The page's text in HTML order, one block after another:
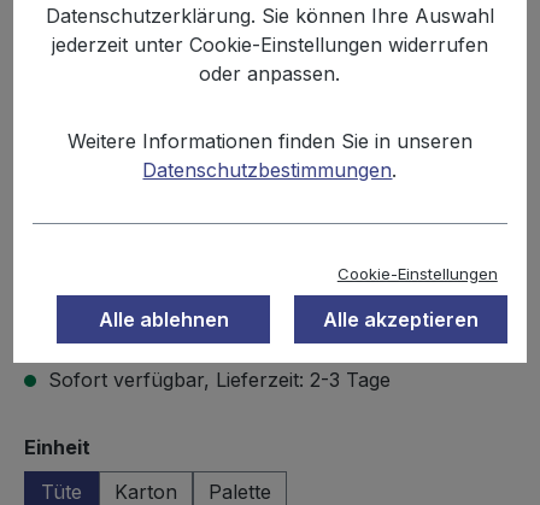
1,79 € 13,77 € / 1 kg
Ab10 1,60 € 12,31 € / 1 kg
Preise inkl. MwSt. zzgl. Versandkosten
Sofort verfügbar, Lieferzeit: 2-3 Tage
Einheit
Tüte
Karton Palette
Datenschutzerklärung. Sie können Ihre Auswahl
jederzeit unter Cookie-Einstellungen widerrufen
oder anpassen.
Weitere Informationen finden Sie in unseren
Datenschutzbestimmungen.
Cookie-Einstellungen
Alle ablehnen Alle akzeptieren